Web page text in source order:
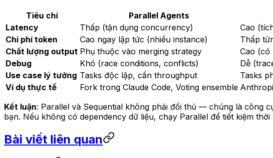
Tiêu chí Parallel Agents
Latency
Thấp (tận dụng concurrency)
Cao
Chi phí token
Cao ngay lập tức (nhiều instance)
Thấp
Chất lượng output Phụ thuộc vào merging strategy
Cao (có
Debug
Khó (race conditions, conflicts)
Dễ
Use case lý tưởng Tasks độc lập, cần throughput
Tasks
Ví dụ thực tế
Fork trong Claude Code, Voting ensemble
Kết luận: Parallel và Sequential không phải đối thủ — chúng là công
bạn. Nếu không có dependency dữ liệu, chạy Parallel để tiết kiệm
Bài viết liên quan